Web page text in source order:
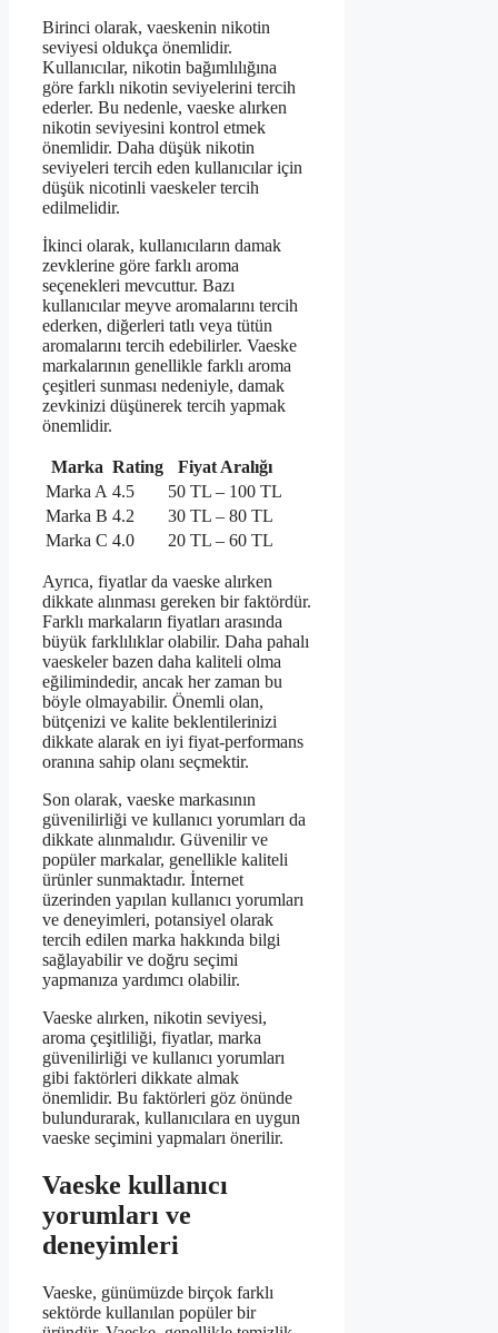
Birinci olarak, vaeskenin nikotin
seviyesi oldukça önemlidir.
Kullanıcılar, nikotin bağımlılığına
göre farklı nikotin seviyelerini tercih
ederler. Bu nedenle, vaeske alırken
nikotin seviyesini kontrol etmek
önemlidir. Daha düşük nikotin
seviyeleri tercih eden kullanıcılar için
düşük nicotinli vaeskeler tercih
edilmelidir.
İkinci olarak, kullanıcıların damak
zevklerine göre farklı aroma
seçenekleri mevcuttur. Bazı
kullanıcılar meyve aromalarını tercih
ederken, diğerleri tatlı veya tütün
aromalarını tercih edebilirler. Vaeske
markalarının genellikle farklı aroma
çeşitleri sunması nedeniyle, damak
zevkinizi düşünerek tercih yapmak
önemlidir.
Marka Rating
Fiyat Aralığı
Marka A 4.5
50 TL – 100 TL
Marka B 4.2
30 TL – 80 TL
Marka C 4.0 20 TL – 60 TL
Ayrıca, fiyatlar da vaeske alırken
dikkate alınması gereken bir faktördür.
Farklı markaların fiyatları arasında
büyük farklılıklar olabilir. Daha pahalı
vaeskeler bazen daha kaliteli olma
eğilimindedir, ancak her zaman bu
böyle olmayabilir. Önemli olan,
bütçenizi ve kalite beklentilerinizi
dikkate alarak en iyi fiyat-performans
oranına sahip olanı seçmektir.
Son olarak, vaeske markasının
güvenilirliği ve kullanıcı yorumları da
dikkate alınmalıdır. Güvenilir ve
popüler markalar, genellikle kaliteli
ürünler sunmaktadır. İnternet
üzerinden yapılan kullanıcı yorumları
ve deneyimleri, potansiyel olarak
tercih edilen marka hakkında bilgi
sağlayabilir ve doğru seçimi
yapmanıza yardımcı olabilir.
Vaeske alırken, nikotin seviyesi,
aroma çeşitliliği, fiyatlar, marka
güvenilirliği ve kullanıcı yorumları
gibi faktörleri dikkate almak
önemlidir. Bu faktörleri göz önünde
bulundurarak, kullanıcılara en uygun
vaeske seçimini yapmaları önerilir.
Vaeske kullanıcı
yorumları ve
deneyimleri
Vaeske, günümüzde birçok farklı
sektörde kullanılan popüler bir